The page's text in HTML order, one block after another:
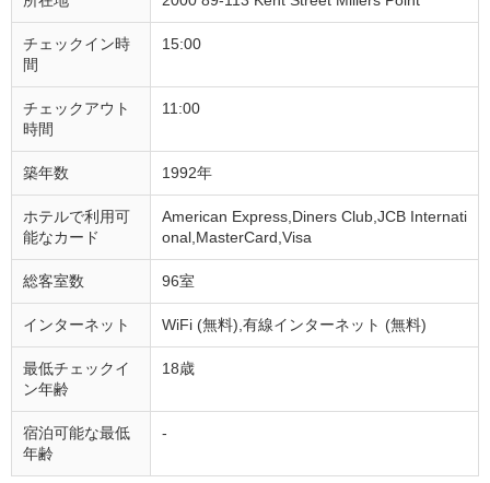
チェックイン時
間
15:00
チェックアウト
時間
11:00
築年数 1992年
ホテルで利用可
能なカード
American Express,Diners Club,JCB Internati
onal,MasterCard,Visa
総客室数 96室
インターネット WiFi (無料),有線インターネット (無料)
最低チェックイ
ン年齢
18歳
宿泊可能な最低
年齢
-